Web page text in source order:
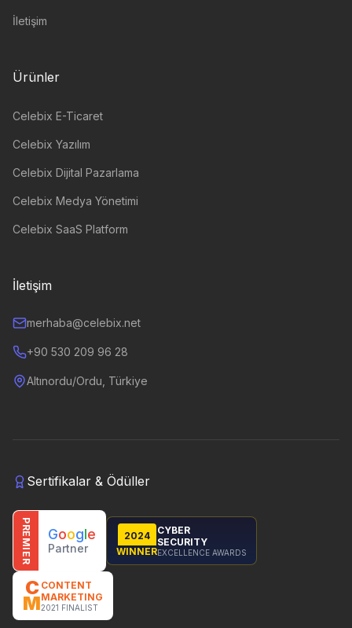
İletişim
Ürünler
Celebix E-Ticaret
Celebix Yazılım
Celebix Dijital Pazarlama
Celebix Medya Yönetimi
Celebix SaaS Platform
İletişim
merhaba@celebix.net
+90 530 209 96 28
Altınordu/Ordu, Türkiye
Sertifikalar & Ödüller
PREMIER Google
Partner
2024
WINNER
CYBER
SECURITY
EXCELLENCE AWARDS
C
M
CONTENT
MARKETING
2021 FINALIST